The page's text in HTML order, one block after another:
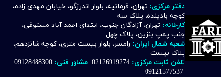
دفتر مرکزی: تهران، فرمانیه، بلوار اندرزگو، خیابان مهدی زاده،
کوچه بادینده، پلاک سه
کارخانه: تهران، آزادگان جنوب، ابتدای احمد آباد مستوفی،
جنب پمپ بنزین، پلاک چهل
شعبه شمال ایران: رامسر، بلوار بیست متری، کوچه شانزدهم،
پلاک بیست
تلفن ثابت مرکزی: 02126919274 مشاور فنی:
09121577537
حساب کاربری من
تغییر گذر واژه